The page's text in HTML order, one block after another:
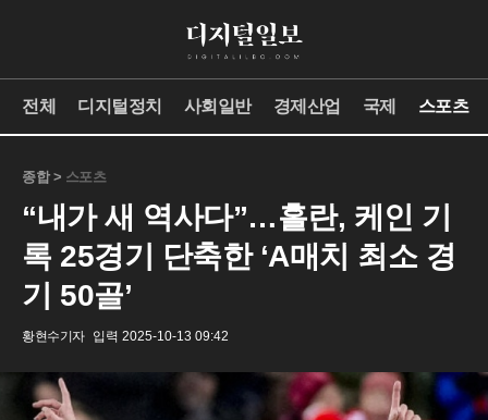
전체 디지털정치 사회일반 경제산업 국제 스포츠
종합 > 스포츠
“내가 새 역사다”…홀란, 케인 기
록 25경기 단축한 ‘A매치 최소 경
기 50골’
황현수기자 입력 2025-10-13 09:42